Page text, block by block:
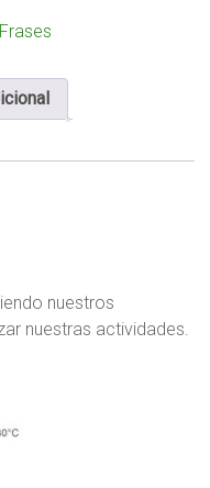
Frases
nuestros
nuestras actividades.